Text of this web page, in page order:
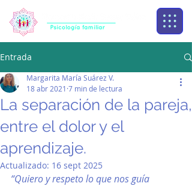
Entrada
La separación de la pareja,
entre el dolor y el
aprendizaje.
Margarita María Suárez V.
18 abr 2021 7 min de lectura
Actualizado: 16 sept 2025
“Quiero y respeto lo que nos guía